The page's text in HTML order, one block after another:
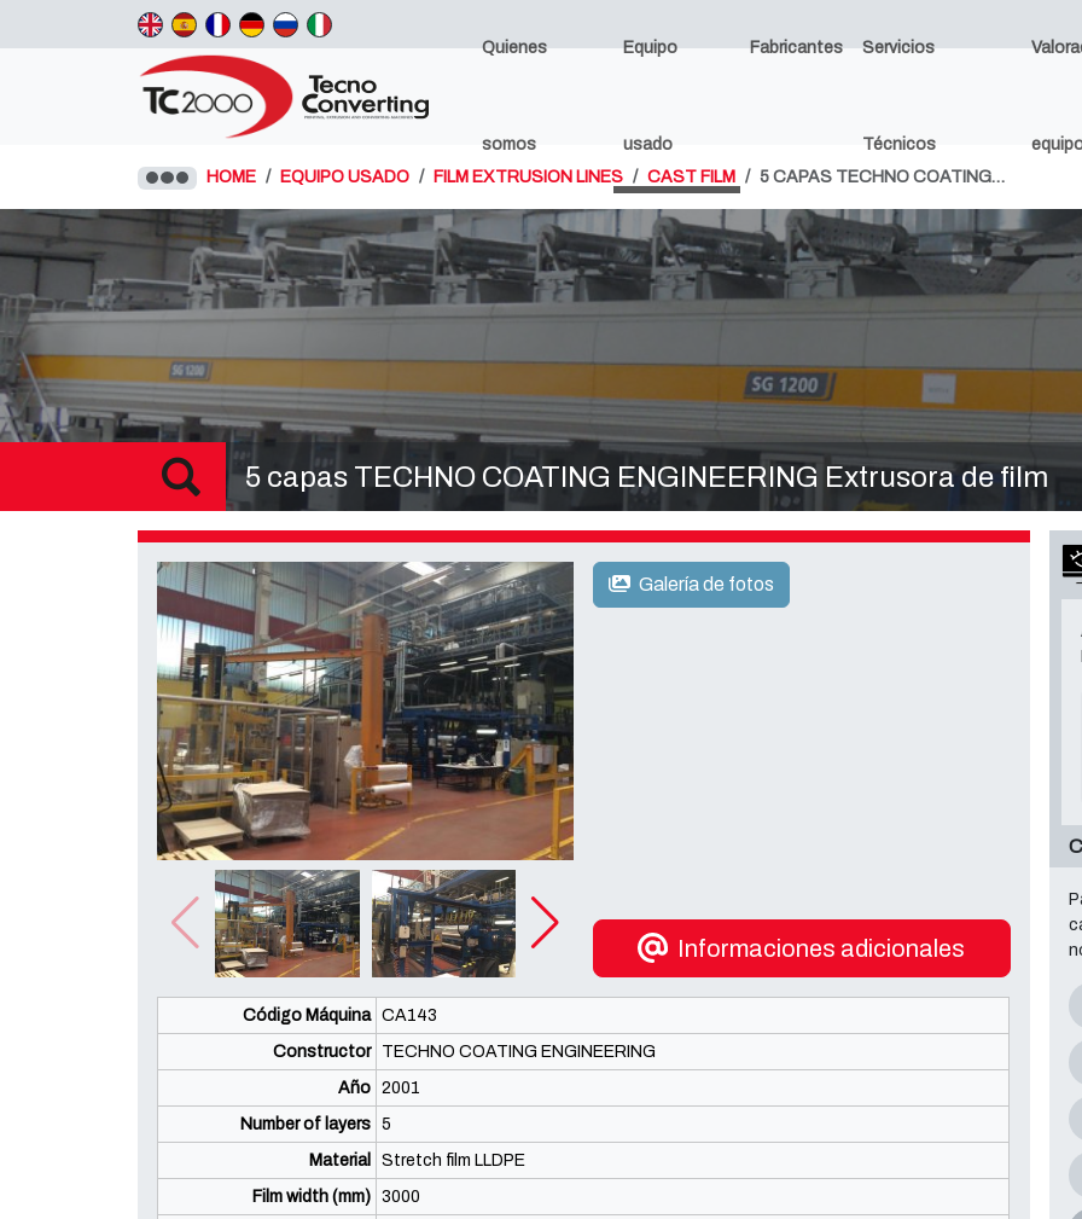
Quienes
somos
Equipo
usado
Fabricantes Servicios
Técnicos
HOME EQUIPO USADO FILM EXTRUSION LINES CAST FILM 5 CAPAS TECHNO COATING…
5 capas TECHNO COATING ENGINEERING Extrusora de film
Galería de fotos
Informaciones adicionales
Código Máquina CA143
Constructor
TECHNO COATING ENGINEERING
Año 2001
Number of layers 5
Material
Stretch film LLDPE
Film width (mm) 3000